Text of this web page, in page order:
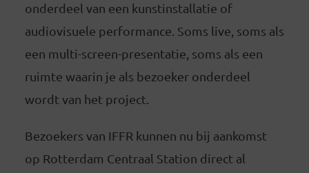
onderdeel van een kunstinstallatie of
audiovisuele performance. Soms live, soms als
een multi-screen-presentatie, soms als een
ruimte waarin je als bezoeker onderdeel
wordt van het project.
Bezoekers van IFFR kunnen nu bij aankomst
op Rotterdam Centraal Station direct al